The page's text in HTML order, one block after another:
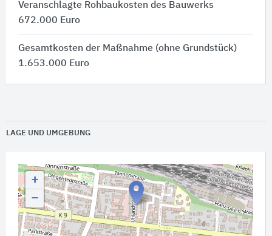
Veranschlagte Rohbaukosten des Bauwerks
672.000 Euro
Gesamtkosten der Maßnahme (ohne Grundstück)
1.653.000 Euro
LAGE UND UMGEBUNG
+
−